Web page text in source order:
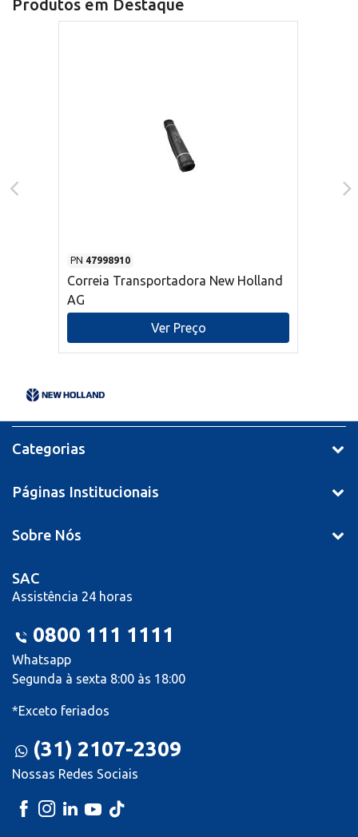
Produtos em Destaque
PN 47998910
Correia Transportadora New Holland
AG
Ver Preço
Categorias
Páginas Institucionais
Sobre Nós
SAC
Assistência 24 horas
0800 111 1111
Whatsapp
Segunda à sexta 8:00 às 18:00
*Exceto feriados
(31) 2107-2309
Nossas Redes Sociais